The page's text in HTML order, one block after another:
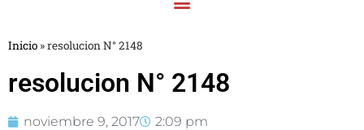
Inicio »resolucion N° 2148
resolucion N° 2148
noviembre 9, 2017 2:09 pm